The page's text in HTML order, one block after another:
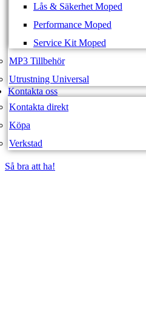
Lås & Säkerhet Moped
Performance Moped
Service Kit Moped
MP3 Tillbehör
Utrustning Universal
Kontakta oss
Kontakta direkt
Köpa
Verkstad
Så bra att ha!